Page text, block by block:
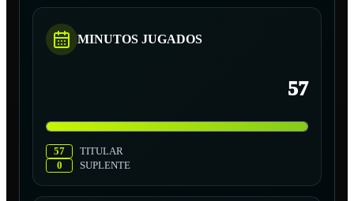
MINUTOS JUGADOS
57
57
TITULAR
0
SUPLENTE